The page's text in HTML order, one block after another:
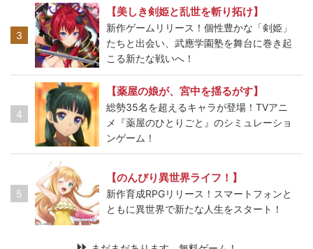
3
【美しき剣姫と乱世を斬り拓け】
新作ゲームリリース！個性豊かな「剣姫」
たちと出会い、武應学園塾を舞台に巻き起
こる新たな戦いへ！
4
【薬屋の娘が、宮中を揺るがす】
総勢35名を超えるキャラが登場！TVアニ
メ『薬屋のひとりごと』のシミュレーショ
ンゲーム！
5
【のんびり異世界ライフ！】
新作育成RPGリリース！スマートフォンと
ともに異世界で新たな人生をスタート！